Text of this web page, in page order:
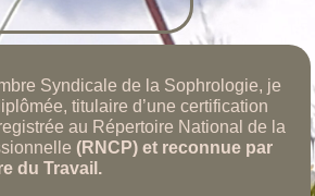
Syndicale de la Sophrologie, je
titulaire d’une certification
au Répertoire National de la
(RNCP) et reconnue par
du Travail.